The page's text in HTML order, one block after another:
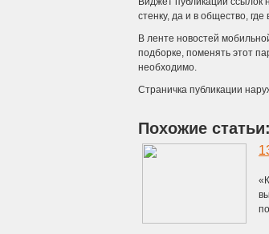
стенку, да и в общество,
В ленте новостей
подборке, поменять этот
необходимо.
Страничка публикации
Похожие статьи: